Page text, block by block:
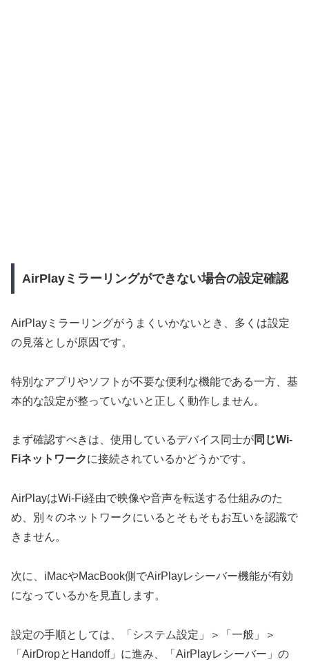
AirPlayミラーリングができない場合の設定確認
AirPlayミラーリングがうまくいかないとき、多くは設定
の見落としが原因です。
特別なアプリやソフトが不要な便利な機能である一方、基
本的な設定が整っていないと正しく動作しません。
まず確認すべきは、使用しているデバイス同士が同じWi-
Fiネットワークに接続されているかどうかです。
AirPlayはWi-Fi経由で映像や音声を転送する仕組みのた
め、別々のネットワークにいるとそもそもお互いを認識で
きません。
次に、iMacやMacBook側でAirPlayレシーバー機能が有効
になっているかを見直します。
設定の手順としては、「システム設定」＞「一般」＞
「AirDropとHandoff」に進み、「AirPlayレシーバー」の